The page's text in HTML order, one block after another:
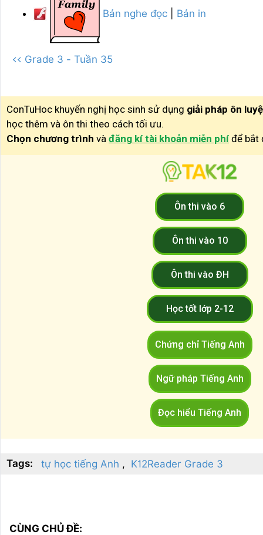
Bản nghe đọc Bản in
<< Grade 3 - Tuần 35
ConTuHoc khuyến nghị học sinh sử dụng giải pháp ôn
học thêm và ôn thi theo cách tối ưu.
Chọn chương trình và đăng kí tài khoản miễn phí để bắt
Ôn thi vào 6
Ôn thi vào 10
Ôn thi vào ĐH
Học tốt lớp 2-12
Chứng chỉ Tiếng Anh
Ngữ pháp Tiếng Anh
Đọc hiểu Tiếng Anh
Tags: tự học tiếng Anh K12Reader Grade 3
CÙNG CHỦ ĐỀ: